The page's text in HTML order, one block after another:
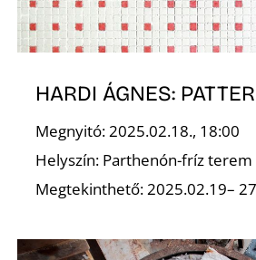
HARDI ÁGNES:
Megnyitó: 2025.02.18., 18:00
Helyszín: Parthenón-fríz terem
Megtekinthető: 2025.02.19–